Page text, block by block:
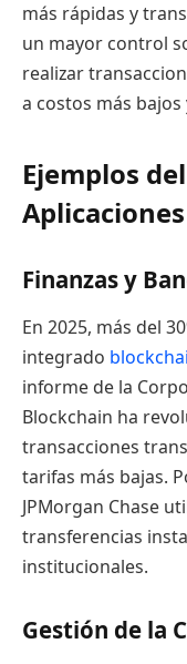
más rápidas y
un mayor control
realizar
a costos más
Ejemplos
Finanzas y
En 2025, más del
integrado
informe de la
Blockchain ha
transacciones
tarifas más bajas.
JPMorgan Chase
transferencias
institucionales.
Gestión de la